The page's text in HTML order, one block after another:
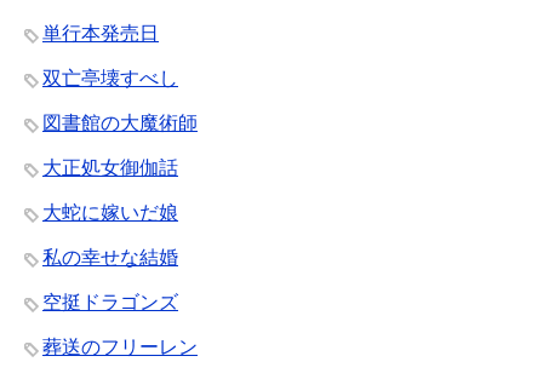
単行本発売日
双亡亭壊すべし
図書館の大魔術師
大正処女御伽話
大蛇に嫁いだ娘
私の幸せな結婚
空挺ドラゴンズ
葬送のフリーレン